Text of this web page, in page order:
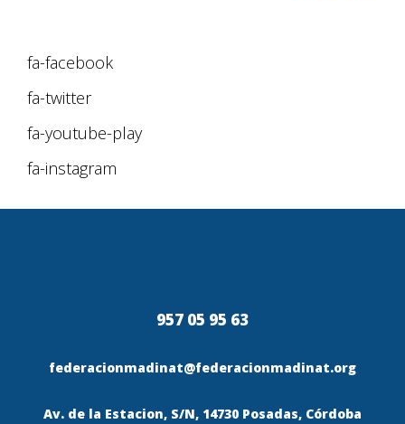
fa-facebook
fa-twitter
fa-youtube-play
fa-instagram
957 05 95 63
federacionmadinat@federacionmadinat.org
Av. de la Estacion, S/N, 14730 Posadas, Córdoba